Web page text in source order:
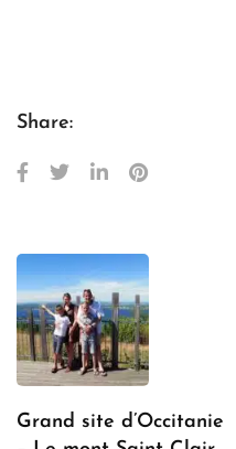
Share:
Grand site d’Occitanie